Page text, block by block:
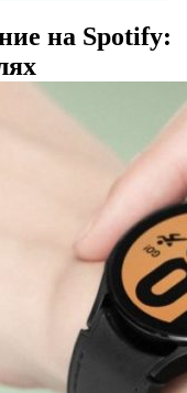
на Spotify: